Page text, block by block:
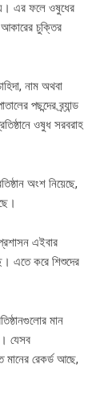
এর ফলে ওষুধের
চুক্তির
নাম অথবা
পছন্দের ব্র্যান্ড
ওষুধ সরবরাহ
অংশ নিয়েছে,
এইবার
এতে করে শিশুদের
মান
যেসব
মানের রেকর্ড আছে,